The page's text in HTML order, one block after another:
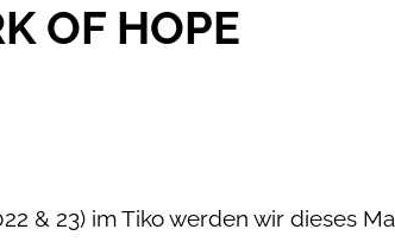
OF HOPE
& 23) im Tiko werden wir dieses